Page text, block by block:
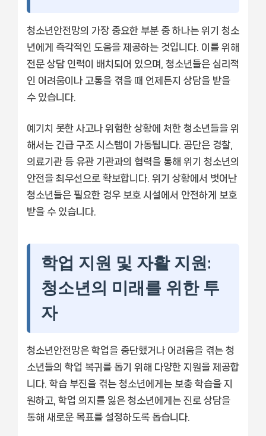
청소년안전망의 가장 중요한 부분 중 하나는 위기 청소
년에게 즉각적인 도움을 제공하는 것입니다. 이를 위해
전문 상담 인력이 배치되어 있으며, 청소년들은 심리적
인 어려움이나 고통을 겪을 때 언제든지 상담을 받을
수 있습니다.
예기치 못한 사고나 위험한 상황에 처한 청소년들을 위
해서는 긴급 구조 시스템이 가동됩니다. 공단은 경찰,
의료기관 등 유관 기관과의 협력을 통해 위기 청소년의
안전을 최우선으로 확보합니다. 위기 상황에서 벗어난
청소년들은 필요한 경우 보호 시설에서 안전하게 보호
받을 수 있습니다.
학업 지원 및 자활 지원:
청소년의 미래를 위한 투
자
청소년안전망은 학업을 중단했거나 어려움을 겪는 청
소년들의 학업 복귀를 돕기 위해 다양한 지원을 제공합
니다. 학습 부진을 겪는 청소년에게는 보충 학습을 지
원하고, 학업 의지를 잃은 청소년에게는 진로 상담을
통해 새로운 목표를 설정하도록 돕습니다.